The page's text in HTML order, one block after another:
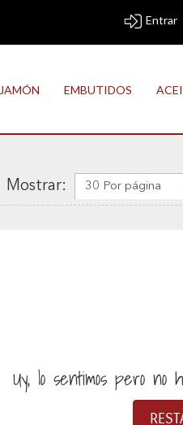
Entrar
JAMÓN EMBUTIDOS
Mostrar: 30 Por página
Uy, lo sentimos pero no